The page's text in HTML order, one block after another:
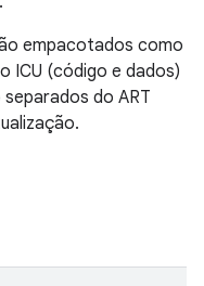
empacotados como
ICU (código e dados)
do ART